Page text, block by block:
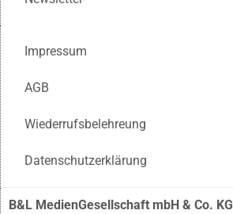
Impressum
AGB
Wiederrufsbelehreung
Datenschutzerklärung
B&L MedienGesellschaft mbH & Co. KG